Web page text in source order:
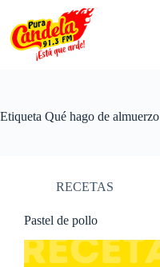
contenido
Etiqueta Qué hago de almuerzo
RECETAS
Pastel de pollo